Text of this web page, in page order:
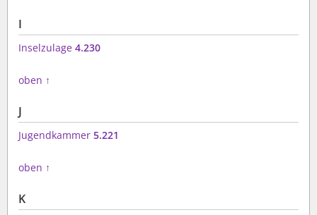
I
Inselzulage 4.230
oben ↑
J
Jugendkammer 5.221
oben ↑
K